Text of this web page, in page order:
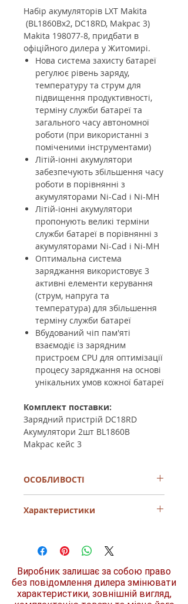
Набір акумуляторів LXT Makita
(BL1860Bx2, DC18RD, Makpac 3)
Makita 198077-8, придбати в
офіційного дилера у Житомирі.
Нова система захисту батареї
регулює рівень заряду,
температуру та струм для
підвищення продуктивності,
терміну служби батареї та
загального часу автономної
роботи (при використанні з
поміченими інструментами)
Літій-іонні акумулятори
забезпечують збільшення часу
роботи в порівнянні з
акумуляторами Ni-Cad і Ni-MH
Літій-іонні акумулятори
пропонують великі терміни
служби батареї в порівнянні з
акумуляторами Ni-Cad і Ni-MH
Оптимальна система
заряджання використовує 3
активні елементи керування
(струм, напруга та
температура) для збільшення
терміну служби батареї
Вбудований чіп пам'яті
взаємодіє із зарядним
пристроєм CPU для оптимізації
процесу заряджання на основі
унікальних умов кожної батареї
Комплект поставки:
Зарядний пристрій DC18RD
Акумулятори 2шт BL1860B
Makpac кейс 3
ОСОБЛИВОСТІ
простоті використання Набір
професійних робіт ,так і для
будинку так і по господарству.
Характеристики
Ємність аккумулятору 6 Ач
Виробник залишає за собою право
без повідомлення дилера змінювати
характеристики, зовнішній вигляд,